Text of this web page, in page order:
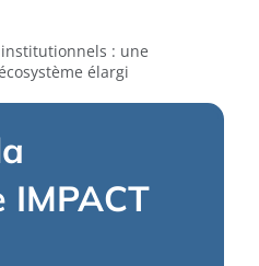
: une
élargi
IMPACT